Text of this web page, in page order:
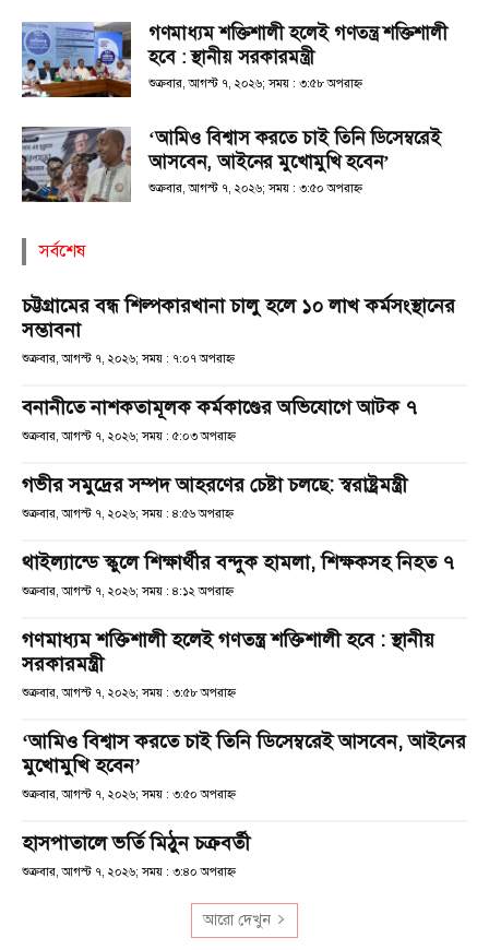
গণমাধ্যম শক্তিশালী হলেই গণতন্ত্র শক্তিশালী
হবে : স্থানীয় সরকারমন্ত্রী
শুক্রবার, আগস্ট ৭, ২০২৬; সময় : ৩:৫৮ অপরাহ্ণ
‘আমিও বিশ্বাস করতে চাই তিনি ডিসেম্বরেই
আসবেন, আইনের মুখোমুখি হবেন’
শুক্রবার, আগস্ট ৭, ২০২৬; সময় : ৩:৫০ অপরাহ্ণ
সর্বশেষ
চট্টগ্রামের বন্ধ শিল্পকারখানা চালু হলে ১০ লাখ কর্মসংস্থানের
সম্ভাবনা
শুক্রবার, আগস্ট ৭, ২০২৬; সময় : ৭:০৭ অপরাহ্ণ
বনানীতে নাশকতামূলক কর্মকাণ্ডের অভিযোগে আটক ৭
শুক্রবার, আগস্ট ৭, ২০২৬; সময় : ৫:০৩ অপরাহ্ণ
গভীর সমুদ্রের সম্পদ আহরণের চেষ্টা চলছে: স্বরাষ্ট্রমন্ত্রী
শুক্রবার, আগস্ট ৭, ২০২৬; সময় : ৪:৫৬ অপরাহ্ণ
থাইল্যান্ডে স্কুলে শিক্ষার্থীর বন্দুক হামলা, শিক্ষকসহ নিহত ৭
শুক্রবার, আগস্ট ৭, ২০২৬; সময় : ৪:১২ অপরাহ্ণ
গণমাধ্যম শক্তিশালী হলেই গণতন্ত্র শক্তিশালী হবে : স্থানীয়
সরকারমন্ত্রী
শুক্রবার, আগস্ট ৭, ২০২৬; সময় : ৩:৫৮ অপরাহ্ণ
‘আমিও বিশ্বাস করতে চাই তিনি ডিসেম্বরেই আসবেন, আইনের
মুখোমুখি হবেন’
শুক্রবার, আগস্ট ৭, ২০২৬; সময় : ৩:৫০ অপরাহ্ণ
হাসপাতালে ভর্তি মিঠুন চক্রবর্তী
শুক্রবার, আগস্ট ৭, ২০২৬; সময় : ৩:৪০ অপরাহ্ণ
আরো দেখুন